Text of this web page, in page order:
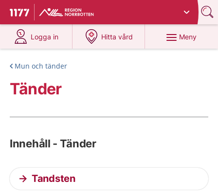
Till startsidan för 1177
Du har valt region
Logga in
på 1177.se
Hitta vård
på 1177.se
Meny
Mun och tänder
Tänder
Innehåll - Tänder
Tandsten